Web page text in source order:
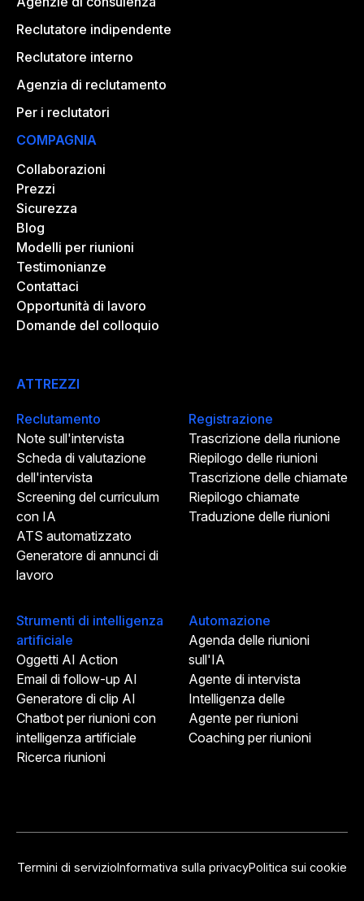
Reclutatore indipendente
Reclutatore interno
Agenzia di reclutamento
Per i reclutatori
COMPAGNIA
Collaborazioni
Prezzi
Sicurezza
Blog
Modelli per riunioni
Testimonianze
Contattaci
Opportunità di lavoro
Domande del colloquio
ATTREZZI
Reclutamento
Note sull'intervista
Scheda di valutazione
dell'intervista
Screening del curriculum
con IA
ATS automatizzato
Generatore di annunci di
lavoro
Registrazione
Trascrizione della riunione
Riepilogo delle riunioni
Trascrizione delle chiamate
Riepilogo chiamate
Traduzione delle riunioni
Strumenti di intelligenza
artificiale
Oggetti AI Action
Email di follow-up AI
Generatore di clip AI
Chatbot per riunioni con
intelligenza artificiale
Ricerca riunioni
Automazione
Agenda delle riunioni
sull'IA
Agente di intervista
Intelligenza delle
Agente per riunioni
Coaching per riunioni
Termini di servizioInformativa sulla privacyPolitica sui cookie